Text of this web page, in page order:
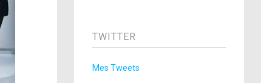
TWITTER
Mes Tweets